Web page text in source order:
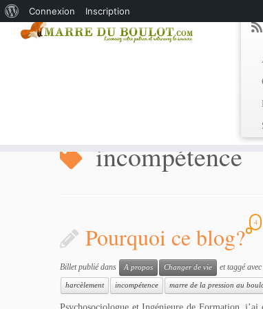
incompétence
Pourquoi ce blog? 4
Billet publié dans A propos Changer de vie et taggé avec
harcèlement incompétence marre de la pression au
propos
Connexion
Inscription